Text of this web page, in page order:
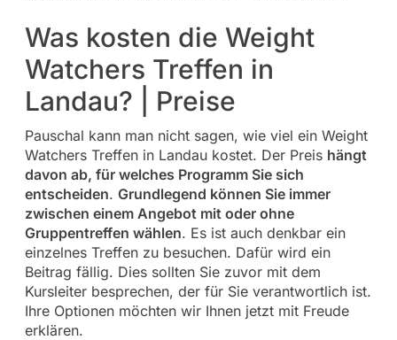
Was kosten die Weight
Watchers Treffen in
Landau? | Preise
Pauschal kann man nicht sagen, wie viel ein Weight
Watchers Treffen in Landau kostet. Der Preis hängt
davon ab, für welches Programm Sie sich
entscheiden. Grundlegend können Sie immer
zwischen einem Angebot mit oder ohne
Gruppentreffen wählen. Es ist auch denkbar ein
einzelnes Treffen zu besuchen. Dafür wird ein
Beitrag fällig. Dies sollten Sie zuvor mit dem
Kursleiter besprechen, der für Sie verantwortlich ist.
Ihre Optionen möchten wir Ihnen jetzt mit Freude
erklären.